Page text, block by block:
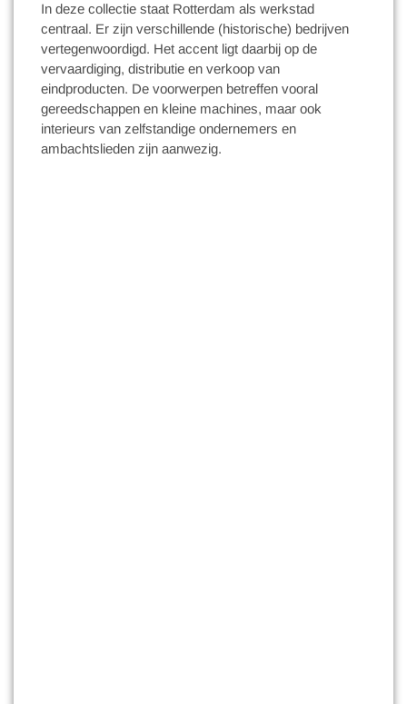
In deze collectie staat Rotterdam als werkstad
centraal. Er zijn verschillende (historische) bedrijven
vertegenwoordigd. Het accent ligt daarbij op de
vervaardiging, distributie en verkoop van
eindproducten. De voorwerpen betreffen vooral
gereedschappen en kleine machines, maar ook
interieurs van zelfstandige ondernemers en
ambachtslieden zijn aanwezig.